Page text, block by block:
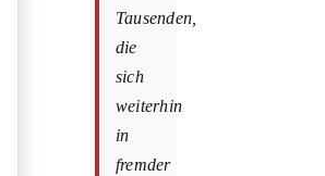
Tausenden,
die
sich
weiterhin
in
fremder